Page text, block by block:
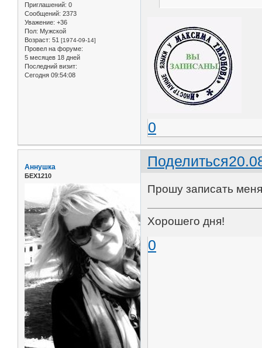
Приглашений: 0
Сообщений: 2373
Уважение: +36
Пол: Мужской
Возраст: 51 [1974-09-14]
Провел на форуме:
5 месяцев 18 дней
Последний визит:
Сегодня 09:54:08
0
Поделиться
Аннушка
БЕХ1210
Прошу записать
Хорошего дня!
0